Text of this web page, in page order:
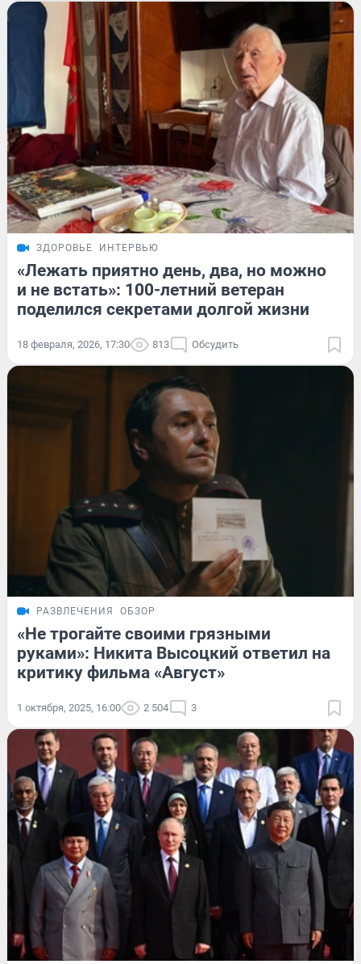
ЗДОРОВЬЕ ИНТЕРВЬЮ
«Лежать приятно день, два, но можно
и не встать»: 100-летний ветеран
поделился секретами долгой жизни
18 февраля, 2026, 17:30 813 Обсудить
РАЗВЛЕЧЕНИЯ ОБЗОР
«Не трогайте своими грязными
руками»: Никита Высоцкий ответил на
критику фильма «Август»
1 октября, 2025, 16:00 2 504 3